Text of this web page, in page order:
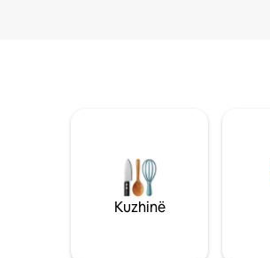
Kuzhinë